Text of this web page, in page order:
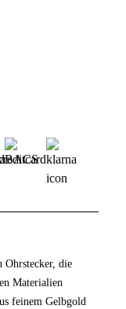
Ohrstecker, die
Materialien
feinem Gelbgold